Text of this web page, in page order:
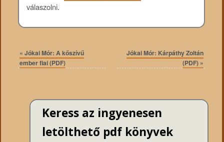
válaszolni.
« Jókai Mór: A kőszívű
ember fiai (PDF)
Jókai Mór: Kárpáthy Zoltán
(PDF) »
Keress az ingyenesen
letölthető pdf könyvek